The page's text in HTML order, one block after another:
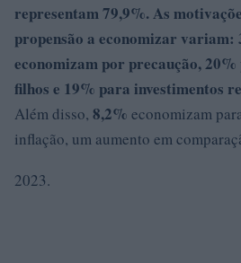
representam 79,9%.As
propensão a economizar variam:
economizam por precaução,20%
filhos e 19% para investimentos
Além disso, 8,2% economizam
inflação, um aumento em
2023.